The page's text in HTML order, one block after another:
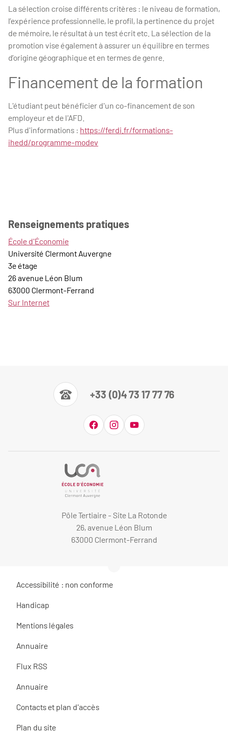
La sélection croise différents critères : le niveau de formation,
l’expérience professionnelle, le profil, la pertinence du projet
de mémoire, le résultat à un test écrit etc. La sélection de la
promotion vise également à assurer un équilibre en termes
d’origine géographique et en termes de genre.
Financement de la formation
L'étudiant peut bénéficier d'un co-financement de son
employeur et de l'AFD.
Plus d'informations : https://ferdi.fr/formations-
ihedd/programme-modev
Renseignements pratiques
École d'Économie
Université Clermont Auvergne
3e étage
26 avenue Léon Blum
63000 Clermont-Ferrand
Sur Internet
+33 (0)4 73 17 77 76
Pôle Tertiaire - Site La Rotonde
26, avenue Léon Blum
63000 Clermont-Ferrand
Accessibilité : non conforme
Handicap
Mentions légales
Annuaire
Flux RSS
Annuaire
Contacts et plan d'accès
Plan du site